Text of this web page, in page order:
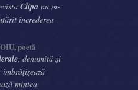
Clipa nu m-
încrederea
poetă
, denumită şi
îmbrăţişează
mintea